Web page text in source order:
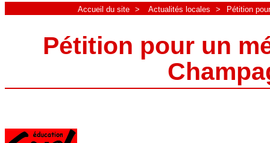
Accueil du site > Actualités locales > Pétition
Pétition pour un